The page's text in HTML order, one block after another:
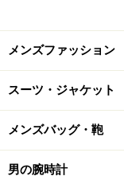
メンズファッション
スーツ・ジャケット
メンズバッグ・鞄
男の腕時計